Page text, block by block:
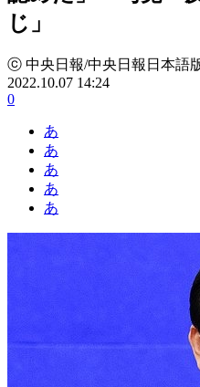
じ」
ⓒ 中央日報/中央日報日本語
2022.10.07 14:24
0
あ
あ
あ
あ
あ